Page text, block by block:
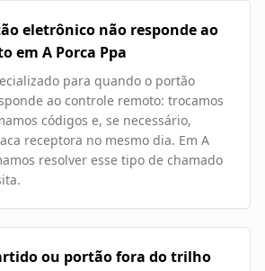
eletrônico não responde ao
em A Porca Ppa
para quando o portão
ao controle remoto: trocamos
códigos e, se necessário,
receptora no mesmo dia. Em A
resolver esse tipo de chamado
ou portão fora do trilho